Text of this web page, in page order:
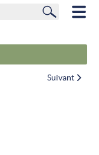
Suivant